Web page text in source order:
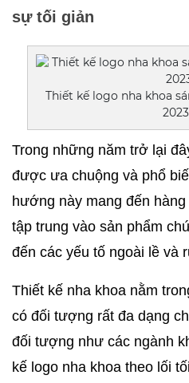
sự tối giản
Thiết kế logo nha khoa
2023
Trong những năm trở lại
được ưa chuộng và phổ
hướng này mang đến
tập trung vào sản phẩm
đến các yếu tố ngoài lề và
Thiết kế nha khoa nằm
có đối tượng rất đa dạng
đối tượng như các ngành
kế logo nha khoa theo lối